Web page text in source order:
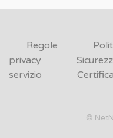
Regole
privacy
servizio
©